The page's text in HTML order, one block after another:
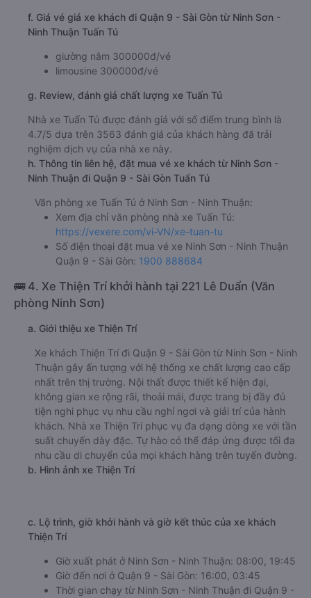
f. Giá vé giá xe khách đi Quận 9 - Sài Gòn từ Ninh Sơn -
Ninh Thuận Tuấn Tú
giường nằm 300000đ/vé
limousine 300000đ/vé
g. Review, đánh giá chất lượng xe Tuấn Tú
Nhà xe Tuấn Tú được đánh giá với số điểm trung bình là
4.7/5 dựa trên 3563 đánh giá của khách hàng đã trải
nghiệm dịch vụ của nhà xe này.
h. Thông tin liên hệ, đặt mua vé xe khách từ Ninh Sơn -
Ninh Thuận đi Quận 9 - Sài Gòn Tuấn Tú
Văn phòng xe Tuấn Tú ở Ninh Sơn - Ninh Thuận:
Xem địa chỉ văn phòng nhà xe Tuấn Tú:
https://vexere.com/vi-VN/xe-tuan-tu
Số điện thoại đặt mua vé xe Ninh Sơn - Ninh Thuận
Quận 9 - Sài Gòn: 1900 888684
🚌 4. Xe Thiện Trí khởi hành tại 221 Lê Duẩn (Văn
phòng Ninh Sơn)
a. Giới thiệu xe Thiện Trí
Xe khách Thiện Trí đi Quận 9 - Sài Gòn từ Ninh Sơn - Ninh
Thuận gây ấn tượng với hệ thống xe chất lượng cao cấp
nhất trên thị trường. Nội thất được thiết kế hiện đại,
không gian xe rộng rãi, thoải mái, được trang bị đầy đủ
tiện nghi phục vụ nhu cầu nghỉ ngơi và giải trí của hành
khách. Nhà xe Thiện Trí phục vụ đa dạng dòng xe với tần
suất chuyến dày đặc. Tự hào có thể đáp ứng được tối đa
nhu cầu di chuyển của mọi khách hàng trên tuyến đường.
b. Hình ảnh xe Thiện Trí
c. Lộ trình, giờ khởi hành và giờ kết thúc của xe khách
Thiện Trí
Giờ xuất phát ở Ninh Sơn - Ninh Thuận: 08:00, 19:45
Giờ đến nơi ở Quận 9 - Sài Gòn: 16:00, 03:45
Thời gian chạy từ Ninh Sơn - Ninh Thuận đi Quận 9 -